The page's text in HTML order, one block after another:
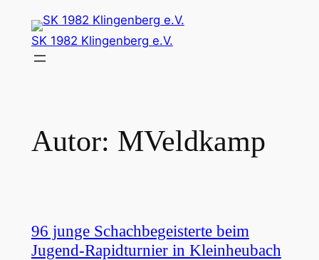
Inhalt
springen
SK 1982 Klingenberg e.V.
Autor: MVeldkamp
96 junge Schachbegeisterte beim
Jugend-Rapidturnier in Kleinheubach